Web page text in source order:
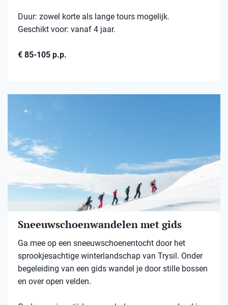
Duur: zowel korte als lange tours mogelijk.
Geschikt voor: vanaf 4 jaar.
€ 85-105 p.p.
Sneeuwschoenwandelen met gids
Ga mee op een sneeuwschoenentocht door het
sprookjesachtige winterlandschap van Trysil. Onder
begeleiding van een gids wandel je door stille bossen
en over open velden.